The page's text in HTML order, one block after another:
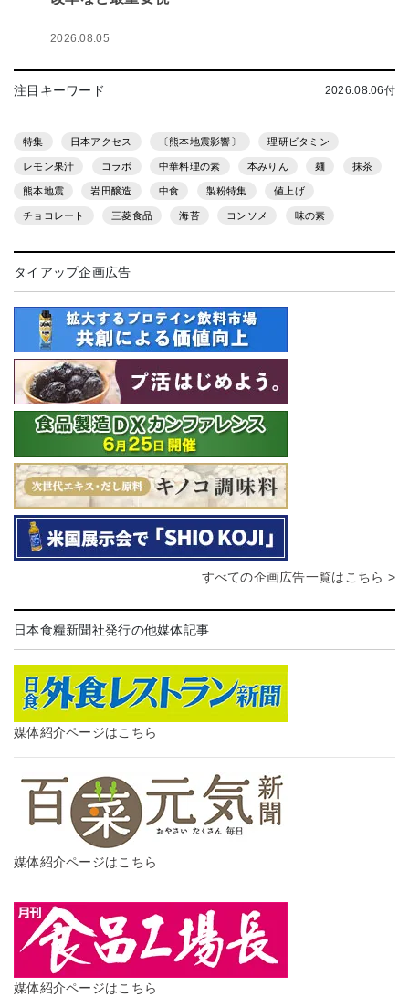
2026.08.05
注目キーワード 2026.08.06付
特集 日本アクセス 〔熊本地震影響〕 理研ビタミン
レモン果汁 コラボ 中華料理の素 本みりん 麺 抹茶
熊本地震 岩田醸造 中食 製粉特集 値上げ
チョコレート 三菱食品 海苔 コンソメ 味の素
タイアップ企画広告
すべての企画広告一覧はこちら >
日本食糧新聞社発行の他媒体記事
媒体紹介ページはこちら
媒体紹介ページはこちら
媒体紹介ページはこちら